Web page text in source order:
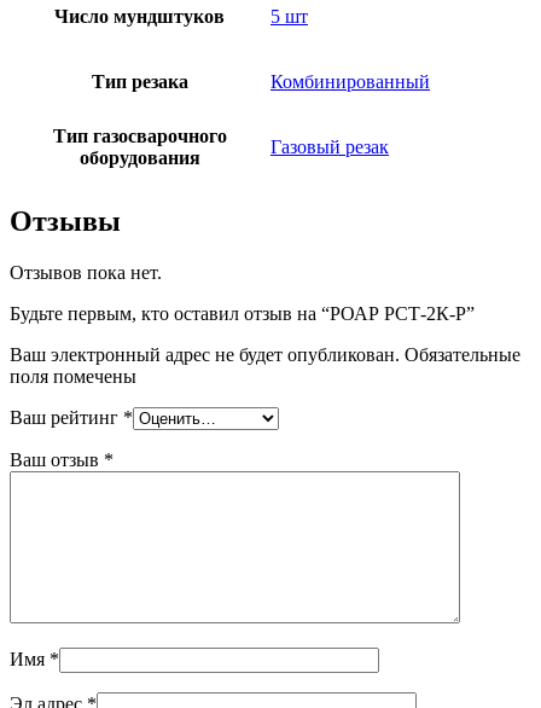
Число мундштуков 5 шт
Тип резака Комбинированный
Тип газосварочного
оборудования
Газовый резак
Отзывы
Отзывов пока нет.
Будьте первым, кто оставил отзыв на “РОАР РСТ-2К-Р”
Ваш электронный адрес не будет опубликован. Обязательные
поля помечены
Ваш рейтинг *
Ваш отзыв *
Имя *